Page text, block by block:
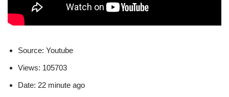
Source: Youtube
Views: 105703
Date: 22 minute ago